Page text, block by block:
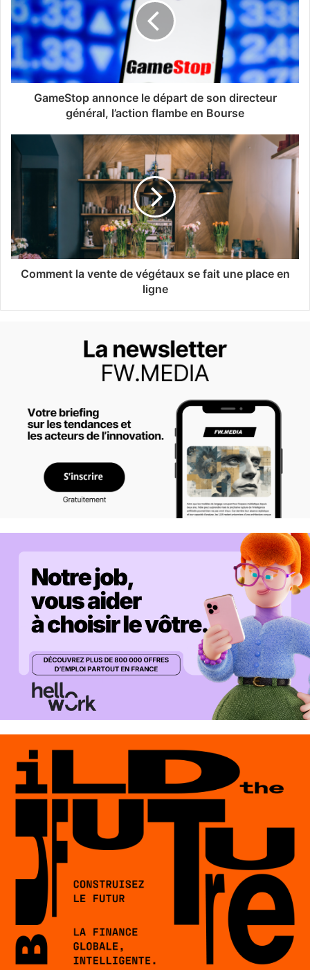
GameStop annonce le départ de son directeur
général, l’action flambe en Bourse
Comment la vente de végétaux se fait une place en
ligne